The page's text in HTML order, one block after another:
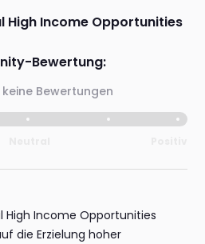
High Income Opportunities
Bewertung:
Bewertungen
High Income Opportunities
die Erzielung hoher